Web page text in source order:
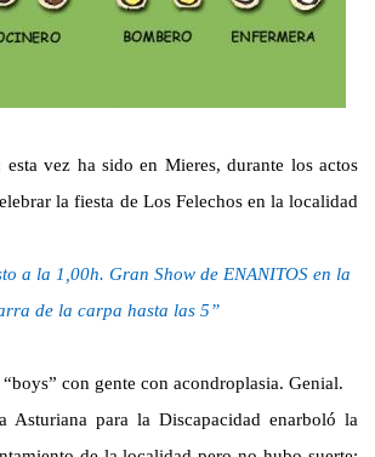
vez ha sido en Mieres, durante los actos
la fiesta de Los Felechos en la localidad
a la 1,00h. Gran Show de ENANITOS en la
de la carpa hasta las 5”
con gente con acondroplasia. Genial.
Asturiana para la Discapacidad enarboló la